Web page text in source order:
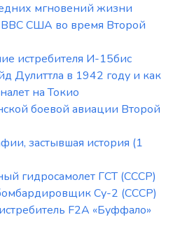
мгновений жизни
США во время Второй
истребителя И-15бис
Дулиттла в 1942 году и как
на Токио
боевой авиации Второй
застывшая история (1
гидросамолет ГСТ (СССР)
Су-2 (СССР)
F2A «Буффало»